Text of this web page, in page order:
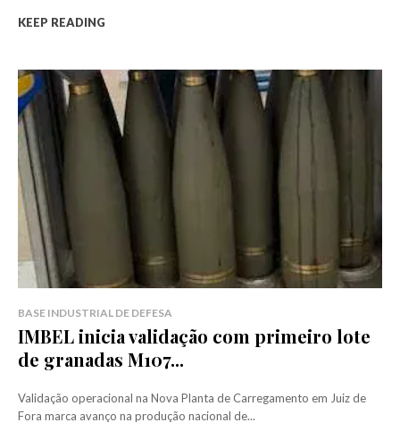
KEEP READING
BASE INDUSTRIAL DE DEFESA
IMBEL inicia validação com primeiro lote
de granadas M107...
Validação operacional na Nova Planta de Carregamento em Juiz de
Fora marca avanço na produção nacional de...